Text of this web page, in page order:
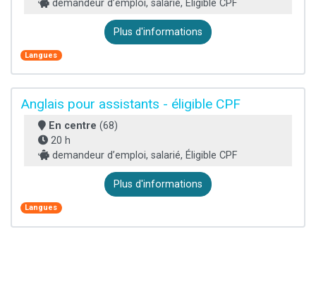
demandeur d’emploi, salarié, Éligible CPF
Plus d'informations
Langues
Anglais pour assistants - éligible CPF
En centre (68)
20 h
demandeur d’emploi, salarié, Éligible CPF
Plus d'informations
Langues